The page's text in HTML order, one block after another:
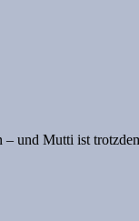
und Mutti ist